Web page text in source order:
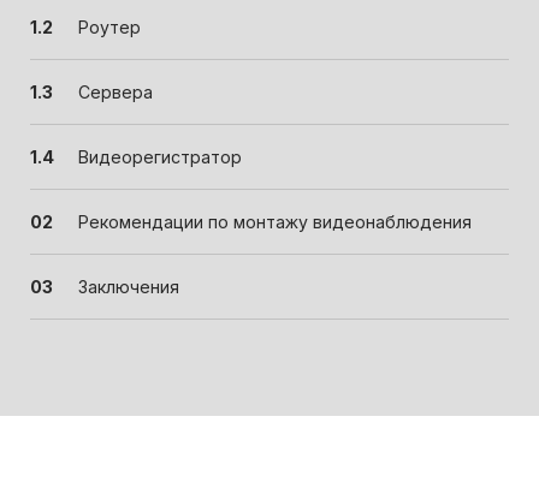
Роутер
Сервера
Видеорегистратор
Рекомендации по монтажу видеонаблюдения
Заключения